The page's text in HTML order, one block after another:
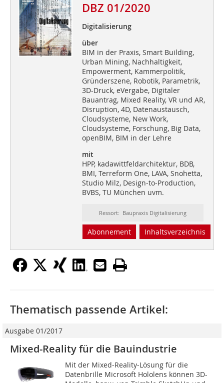
DBZ 01/2020
Digitalisierung
über
BIM in der Praxis, Smart Building,
Urban Mining, Nachhaltigkeit,
Empowerment, Kammerpolitik,
Gründerszene, Robotik, Parametrik,
3D-Druck, eVergabe, Digitaler
Bauantrag, Mixed Reality, VR und AR,
Disruption, 4D, Datenaustausch,
Cloudsysteme, New Work,
Cloudsysteme, Forschung, Big Data,
openBIM, BIM in der Lehre
mit
HPP, kadawittfeldarchitektur, BDB,
BMI, Terreform One, LAVA, Snohetta,
Studio Milz, Design-to-Production,
BVBS, TU München uvm.
Ressort: Baupraxis Digitalisierung
Abonnement Inhaltsverzeichnis
Thematisch passende Artikel:
Ausgabe 01/2017
Mixed-Reality für die Bauindustrie
Mit der Mixed-Reality-Lösung für die
Datenbrille Microsoft Hololens können 3D-